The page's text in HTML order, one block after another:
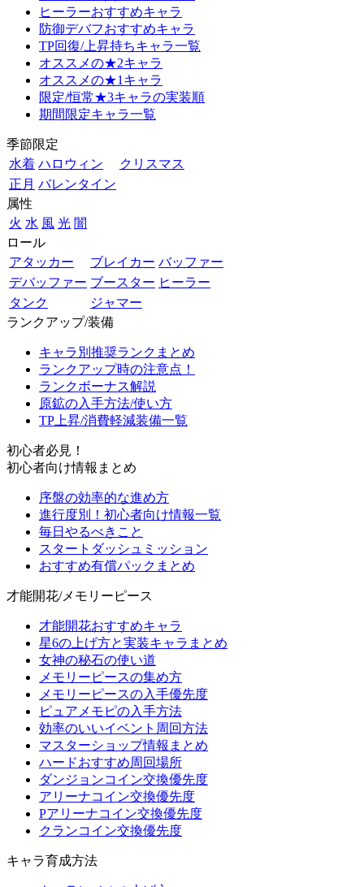
ヒーラーおすすめキャラ
防御デバフおすすめキャラ
TP回復/上昇持ちキャラ一覧
オススメの★2キャラ
オススメの★1キャラ
限定/恒常★3キャラの実装順
期間限定キャラ一覧
季節限定
水着 ハロウィン
クリスマス
正月 バレンタイン
属性
火 水 風 光 闇
ロール
アタッカー
ブレイカー バッファー
デバッファー ブースター ヒーラー
タンク
ジャマー
ランクアップ/装備
キャラ別推奨ランクまとめ
ランクアップ時の注意点！
ランクボーナス解説
原鉱の入手方法/使い方
TP上昇/消費軽減装備一覧
初心者必見！
初心者向け情報まとめ
序盤の効率的な進め方
進行度別！初心者向け情報一覧
毎日やるべきこと
スタートダッシュミッション
おすすめ有償パックまとめ
才能開花/メモリーピース
才能開花おすすめキャラ
星6の上げ方と実装キャラまとめ
女神の秘石の使い道
メモリーピースの集め方
メモリーピースの入手優先度
ピュアメモピの入手方法
効率のいいイベント周回方法
マスターショップ情報まとめ
ハードおすすめ周回場所
ダンジョンコイン交換優先度
アリーナコイン交換優先度
Pアリーナコイン交換優先度
クランコイン交換優先度
キャラ育成方法